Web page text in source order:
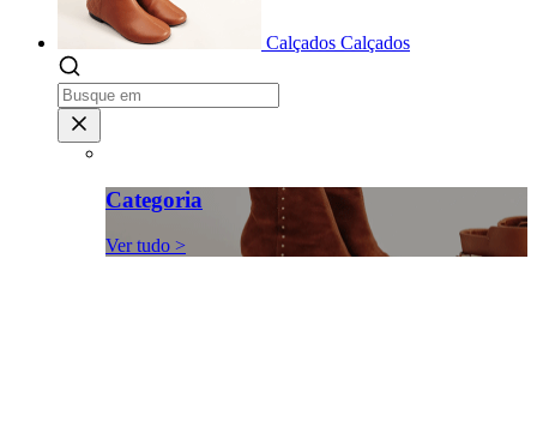
Calçados Calçados
Categoria
Ver tudo >